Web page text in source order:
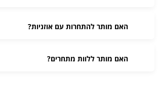
האם מותר להתחרות עם אוזניות?
האם מותר ללוות מתחרים?